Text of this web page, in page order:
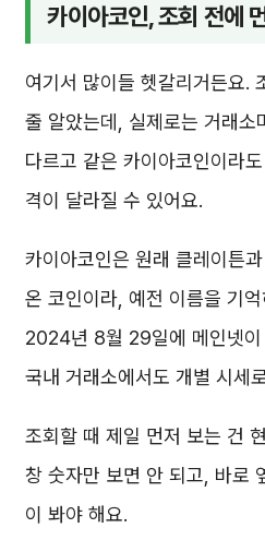
카이아코인, 조회 전에
여기서 많이들 헷갈리거든요.
줄 알았는데, 실제로는 거래소
다르고 같은 카이아코인이라
격이 달라질 수 있어요.
카이아코인은 원래 클레이튼
온 코인이라, 예전 이름을 기
2024년 8월 29일에 메인넷이
국내 거래소에서도 개별 시세
조회할 때 제일 먼저 보는 건
창 숫자만 보면 안 되고, 바로
이 봐야 해요.